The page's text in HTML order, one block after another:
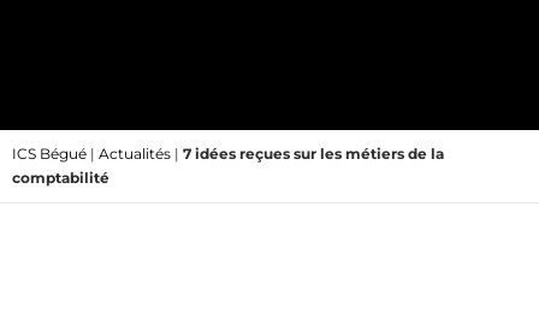
ICS Bégué | Actualités | 7 idées reçues sur les métiers de la
comptabilité